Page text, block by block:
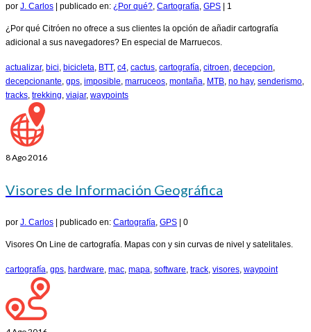
por J. Carlos | publicado en: ¿Por qué?, Cartografía, GPS | 1
¿Por qué Citróen no ofrece a sus clientes la opción de añadir cartografía
adicional a sus navegadores? En especial de Marruecos.
actualizar, bici, bicicleta, BTT, c4, cactus, cartografía, citroen, decepcion,
decepcionante, gps, imposible, marruceos, montaña, MTB, no hay, senderismo,
tracks, trekking, viajar, waypoints
8Ago 2016
Visores de Información Geográfica
por J. Carlos publicado en: Cartografía, GPS 0
Visores On Line de cartografía. Mapas con y sin curvas de nivel y satelitales.
cartografía, gps, hardware, mac, mapa, software, track, visores, waypoint